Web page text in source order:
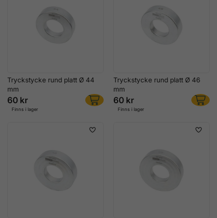
Tryckstycke rund platt Ø 44
mm
60 kr
Finns i lager
Tryckstycke rund platt Ø 46
mm
60 kr
Finns i lager